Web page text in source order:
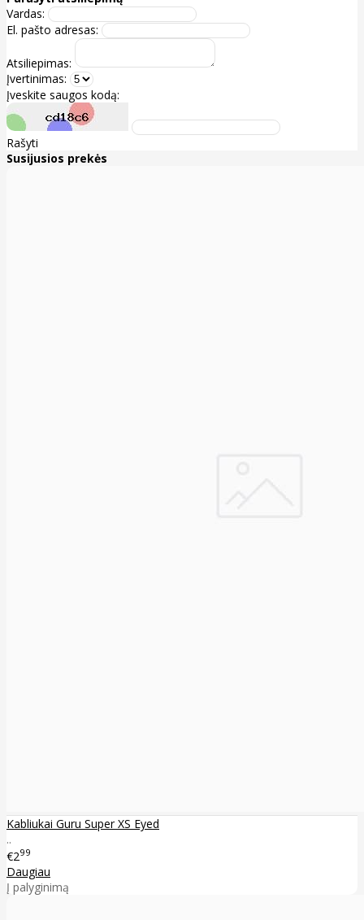
Vardas:
El. pašto adresas:
Atsiliepimas:
Įvertinimas:
Įveskite saugos kodą:
Rašyti
Susijusios prekės
Kabliukai Guru Super XS Eyed
..
€299
Daugiau
Į palyginimą